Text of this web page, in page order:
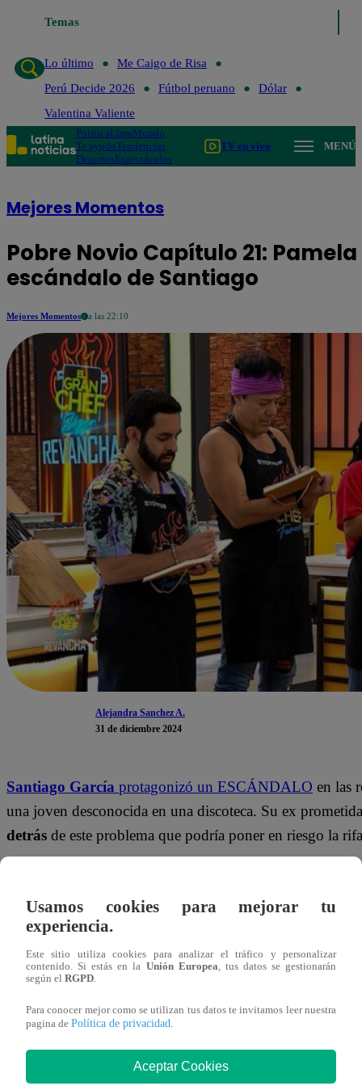
Temas
Lo último
Lo último
Me Caigo de Risa
Perú Decide 2026
Fútbol peruano
Dólar
Valentina Valiente
PolíticaLimaMundo
Te ayudoTendencias
DeportesEspectáculos
TV en vivo MENÚ
Mejores Momentos
Pobre Novio Capítulo 21: Pamela
escándalo de Santiago
Mejores Momentos a las 22:10
Alejandra Sanchez A.
31 de diciembre 2024
Santiago García protagonizó un ESCÁNDALO en las
una joven desconocida en una discoteca. Su ex
detrás de este problema que podría poner en riesgo la
e, inmediatamente, escribió un mensaje para agradecer a
beso te hiciste famosa bebé!
¡Ay Pame! ¡Gracias a ti me volví famosa! Y tu ex
”, le respondió Sofía.
Usamos cookies para mejorar tu
experiencia.
Este sitio utiliza cookies para analizar el tráfico y personalizar
contenido. Si estás en la Unión Europea , tus datos se gestionarán
según el RGPD
Para conocer mejor como se utilizan tus datos te invitamos leer nuestra
pagina de Política de privacidad
Aceptar Cookies